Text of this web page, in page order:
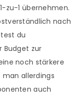
zu-1 übernehmen.
nach
du
Budget zur
noch stärkere
man allerdings
auch